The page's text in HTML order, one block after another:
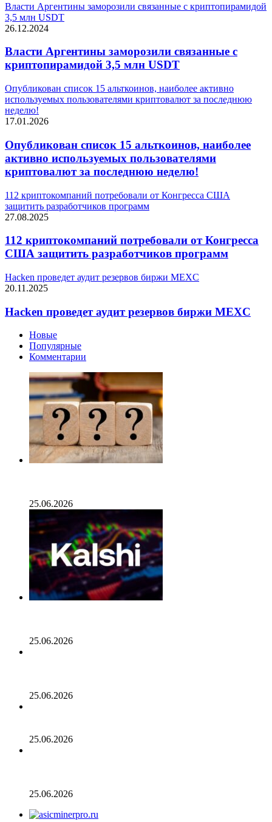
Власти Аргентины заморозили связанные с криптопирамидой
3,5 млн USDT
26.12.2024
Власти Аргентины заморозили связанные с
криптопирамидой 3,5 млн USDT
Опубликован список 15 альткоинов, наиболее активно
используемых пользователями криптовалют за последнюю
неделю!
17.01.2026
Опубликован список 15 альткоинов, наиболее
активно используемых пользователями
криптовалют за последнюю неделю!
112 криптокомпаний потребовали от Конгресса США
защитить разработчиков программ
27.08.2025
112 криптокомпаний потребовали от Конгресса
США защитить разработчиков программ
Hacken проведет аудит резервов биржи MEXC
20.11.2025
Hacken проведет аудит резервов биржи MEXC
Новые
Популярные
Комментарии
25.06.2026
25.06.2026
25.06.2026
25.06.2026
25.06.2026